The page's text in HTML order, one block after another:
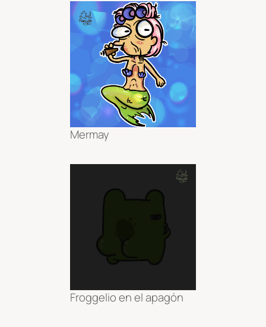
Mermay
Froggelio en el apagón